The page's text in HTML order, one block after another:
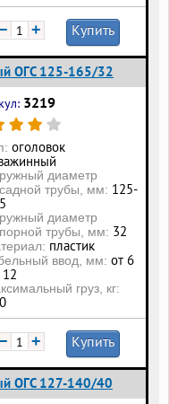
+ Купить
ОГС 125-165/32
3219
оголовок
диаметр
трубы, мм: 125-
диаметр
трубы, мм: 32
пластик
ввод, мм: от 6
груз, кг:
+ Купить
ОГС 127-140/40